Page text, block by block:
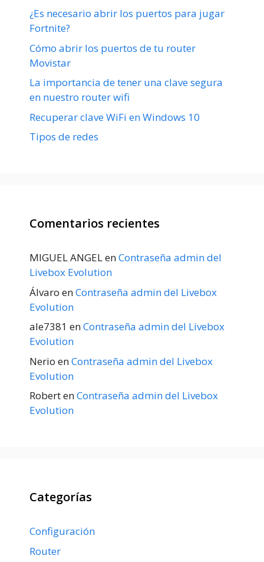
¿Es necesario abrir los puertos para jugar
Fortnite?
Cómo abrir los puertos de tu router
Movistar
La importancia de tener una clave segura
en nuestro router wifi
Recuperar clave WiFi en Windows 10
Tipos de redes
Comentarios recientes
MIGUEL ANGELenContraseña admin del
Livebox Evolution
Álvaro enContraseña admin del Livebox
Evolution
ale7381 enContraseña admin del Livebox
Evolution
Nerio enContraseña admin del Livebox
Evolution
RobertenContraseña admin del Livebox
Evolution
Categorías
Configuración
Router